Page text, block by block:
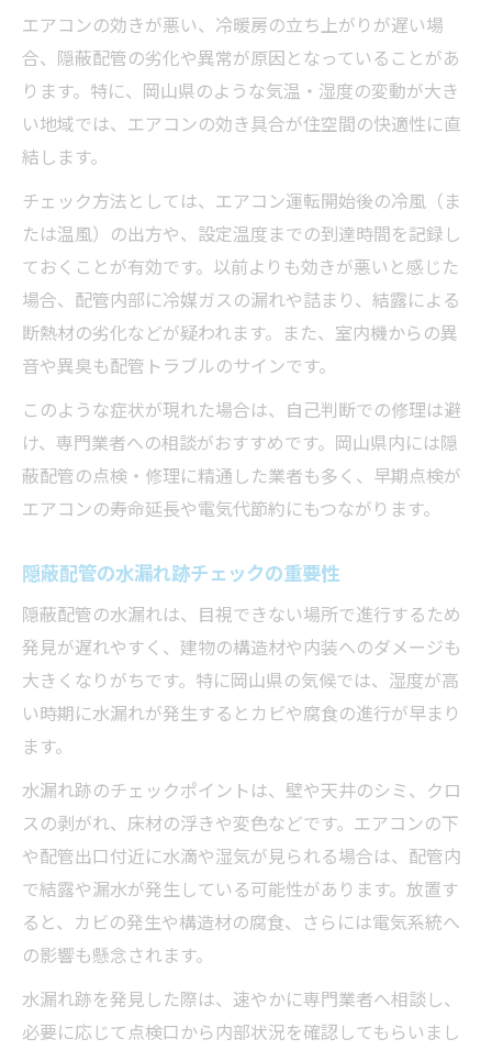
エアコンの効きが悪い、冷暖房の立ち上がりが遅い場
合、隠蔽配管の劣化や異常が原因となっていることがあ
ります。特に、岡山県のような気温・湿度の変動が大き
い地域では、エアコンの効き具合が住空間の快適性に直
結します。
チェック方法としては、エアコン運転開始後の冷風（ま
たは温風）の出方や、設定温度までの到達時間を記録し
ておくことが有効です。以前よりも効きが悪いと感じた
場合、配管内部に冷媒ガスの漏れや詰まり、結露による
断熱材の劣化などが疑われます。また、室内機からの異
音や異臭も配管トラブルのサインです。
このような症状が現れた場合は、自己判断での修理は避
け、専門業者への相談がおすすめです。岡山県内には隠
蔽配管の点検・修理に精通した業者も多く、早期点検が
エアコンの寿命延長や電気代節約にもつながります。
隠蔽配管の水漏れ跡チェックの重要性
隠蔽配管の水漏れは、目視できない場所で進行するため
発見が遅れやすく、建物の構造材や内装へのダメージも
大きくなりがちです。特に岡山県の気候では、湿度が高
い時期に水漏れが発生するとカビや腐食の進行が早まり
ます。
水漏れ跡のチェックポイントは、壁や天井のシミ、クロ
スの剥がれ、床材の浮きや変色などです。エアコンの下
や配管出口付近に水滴や湿気が見られる場合は、配管内
で結露や漏水が発生している可能性があります。放置す
ると、カビの発生や構造材の腐食、さらには電気系統へ
の影響も懸念されます。
水漏れ跡を発見した際は、速やかに専門業者へ相談し、
必要に応じて点検口から内部状況を確認してもらいまし